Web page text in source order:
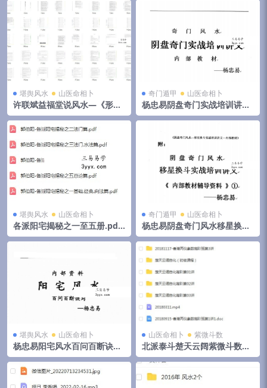
堪舆风水 山医命相卜
许联斌益福堂说风水—《形派
峦体风水案例合集》，4册共5
00页 夸克网盘下载
奇门遁甲 山医命相卜
杨忠易阴盘奇门实战培训讲义.
pdf 174页高清电子版 百度云
堪舆风水 山医命相卜
各派阳宅揭秘之一至五册.pdf
郭伯阳 百度云下载！
奇门遁甲 山医命相卜
杨忠易阴盘奇门风水移星换斗
实战培训讲义.pdf 92页 百度
云
堪舆风水 山医命相卜
杨忠易阳宅风水百问百断诀窍
132页.pdf 资料合集 百度云下
载！
山医命相卜 紫微斗数
北派泰斗楚天云阔紫微斗数自
化高级班课程视频+录音+资料